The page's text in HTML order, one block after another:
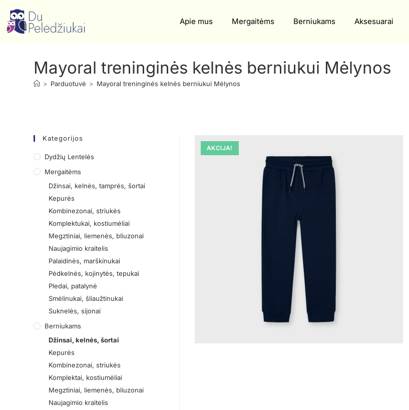
Apie mus Mergaitėms Berniukams Aksesuarai
Mayoral treninginės kelnės berniukui Mėlynos
> Parduotuvė > Mayoral treninginės kelnės berniukui Mėlynos
AKCIJA!
Kategorijos
Dydžių Lentelės
Mergaitėms
Džinsai, kelnės, tamprės, šortai
Kepurės
Kombinezonai, striukės
Komplektukai, kostiumėliai
Megztiniai, liemenės, bliuzonai
Naujagimio kraitelis
Palaidinės, marškinukai
Pėdkelnės, kojinytės, tepukai
Pledai, patalynė
Smėlinukai, šliaužtinukai
Suknelės, sijonai
Berniukams
Džinsai, kelnės, šortai
Kepurės
Kombinezonai, striukės
Komplektai, kostiumėliai
Megztiniai, liemenės, bliuzonai
Naujagimio kraitelis